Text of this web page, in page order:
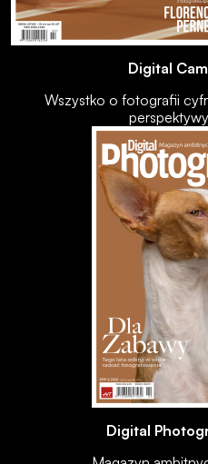
Digital
Wszystko o fotografii
Digital